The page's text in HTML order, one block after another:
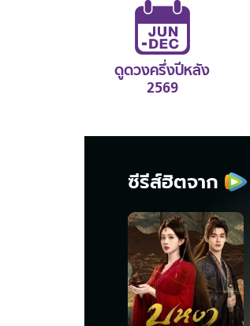
ดูดวงครึ่งปีหลัง
2569
ซีรีส์ฮิตจาก